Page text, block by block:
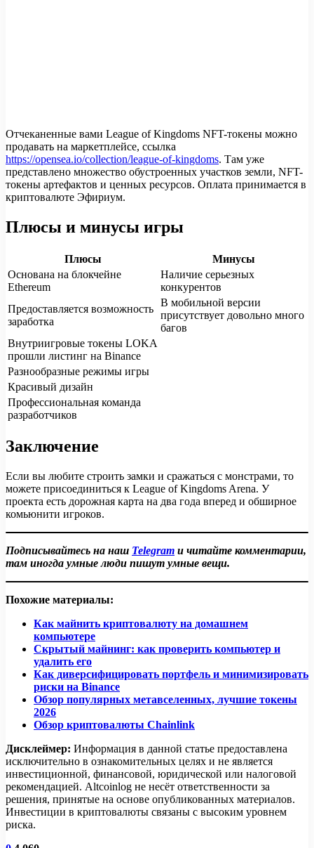
Отчеканенные вами League of Kingdoms NFT-токены можно
продавать на маркетплейсе, ссылка
https://opensea.io/collection/league-of-kingdoms. Там уже
представлено множество обустроенных участков земли, NFT-
токены артефактов и ценных ресурсов. Оплата принимается в
криптовалюте Эфириум.
Плюсы и минусы игры
Плюсы
Минусы
Основана на блокчейне
Ethereum
Наличие серьезных
конкурентов
Предоставляется возможность
заработка
В мобильной версии
присутствует довольно много
багов
Внутриигровые токены LOKA
прошли листинг на Binance
Разнообразные режимы игры
Красивый дизайн
Профессиональная команда
разработчиков
Заключение
Если вы любите строить замки и сражаться с монстрами, то
можете присоединиться к League of Kingdoms Arena. У
проекта есть дорожная карта на два года вперед и обширное
комьюнити игроков.
Подписывайтесь на наш Telegram и читайте комментарии,
там иногда умные люди пишут умные вещи.
Похожие материалы:
Как майнить криптовалюту на домашнем
компьютере
Скрытый майнинг: как проверить компьютер и
удалить его
Как диверсифицировать портфель и минимизировать
риски на Binance
Обзор популярных метавселенных, лучшие токены
2026
Обзор криптовалюты Chainlink
Дисклеймер: Информация в данной статье предоставлена
исключительно в ознакомительных целях и не является
инвестиционной, финансовой, юридической или налоговой
рекомендацией. Altcoinlog не несёт ответственности за
решения, принятые на основе опубликованных материалов.
Инвестиции в криптовалюты связаны с высоким уровнем
риска.